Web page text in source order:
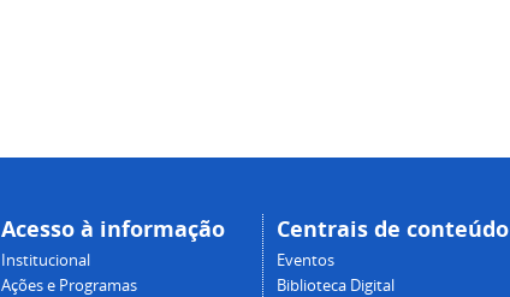
Acesso à informação
Institucional
Ações e Programas
Centrais de conteúdo
Eventos
Biblioteca Digital